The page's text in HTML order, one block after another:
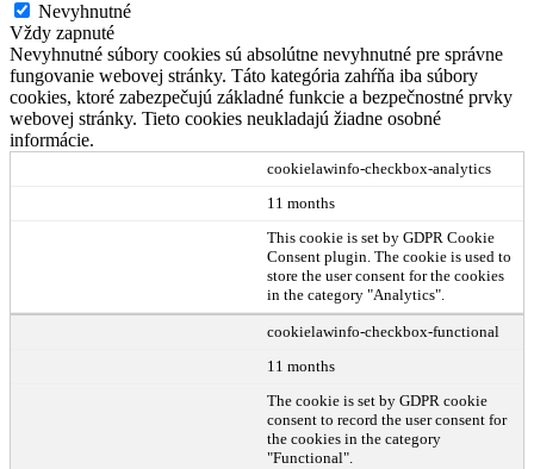
Nevyhnutné
Vždy zapnuté
Nevyhnutné súbory cookies sú absolútne nevyhnutné pre správne
fungovanie webovej stránky. Táto kategória zahŕňa iba súbory
cookies, ktoré zabezpečujú základné funkcie a bezpečnostné prvky
webovej stránky. Tieto cookies neukladajú žiadne osobné
informácie.
cookielawinfo-checkbox-analytics
11 months
This cookie is set by GDPR Cookie
Consent plugin. The cookie is used to
store the user consent for the cookies
in the category "Analytics".
cookielawinfo-checkbox-functional
11 months
The cookie is set by GDPR cookie
consent to record the user consent for
the cookies in the category
"Functional".